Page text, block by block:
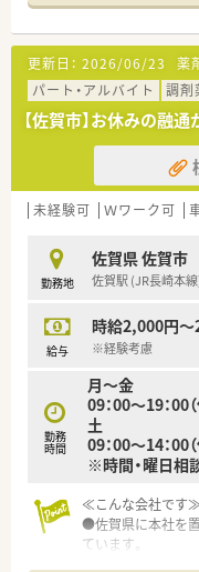
更新日： 2026/06/23 薬
パート・アルバイト
調剤
【佐賀市】お休みの融
未経験可 Ｗワーク可
勤務地
佐賀県 佐賀市
佐賀駅 (JR長崎本
給与
時給2,000円
※経験考慮
勤務
時間
月～金
09：00～19：00
土
09：00～14：00
※時間・曜日相
≪こんな会社です≫
●佐賀県に本社を置
ています。